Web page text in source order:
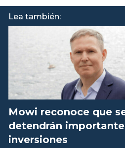
Lea también:
Mowi reconoce que
detendrán
inversiones